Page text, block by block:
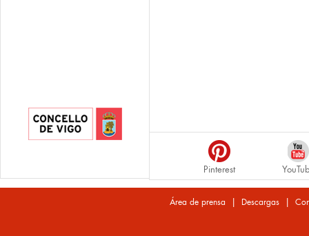
Pinterest
Área de prensa | Descargas |